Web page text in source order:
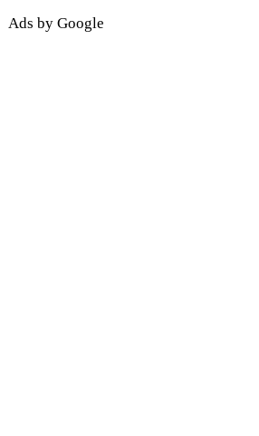
Ads by Google